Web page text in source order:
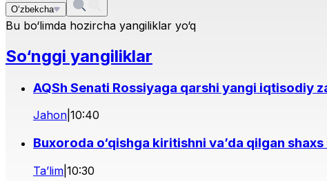
O‘zbekcha
Bu bo‘limda hozircha yangiliklar yo‘q
So‘nggi yangiliklar
AQSh Senati Rossiyaga qarshi yangi iqtisodiy
Jahon 10:40
Buxoroda o‘qishga kiritishni va’da qilgan
Ta’lim 10:30